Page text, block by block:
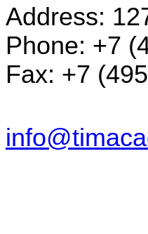
Address:
Phone: +7
Fax: +7